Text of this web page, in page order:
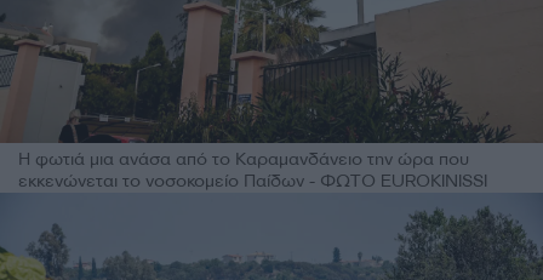
Η φωτιά μια ανάσα από το Καραμανδάνειο την ώρα που
εκκενώνεται το νοσοκομείο Παίδων - ΦΩΤΟ EUROKINISSI